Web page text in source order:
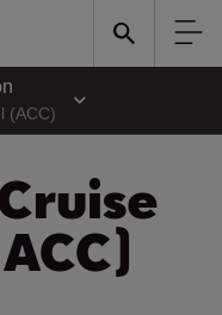
(ACC)